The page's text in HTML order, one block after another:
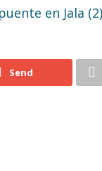
Send